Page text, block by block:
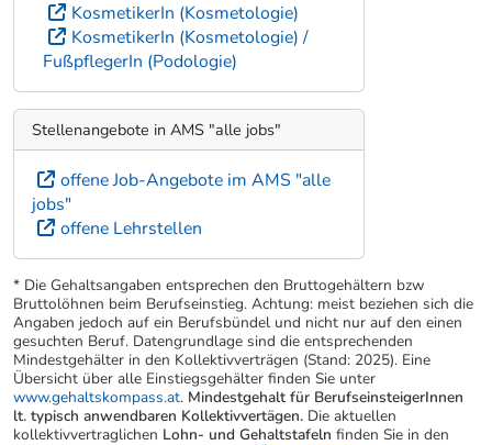
Stellenangebote in AMS "alle jobs"
offene Job-Angebote im AMS "alle
jobs"
offene Lehrstellen
* Die Gehaltsangaben entsprechen den Bruttogehältern bzw
Bruttolöhnen beim Berufseinstieg. Achtung: meist beziehen sich die
gesuchten Beruf. Datengrundlage sind die entsprechenden
Mindestgehälter in den Kollektivverträgen (Stand: 2025). Eine
Übersicht über alle Einstiegsgehälter finden Sie unter
www.gehaltskompass.at.Mindestgehalt für BerufseinsteigerInnen
lt. typisch anwendbaren Kollektivvertägen. Die aktuellen
kollektivvertraglichenLohn- und Gehaltstafelnfinden Sie in den
Kollektivvertrags-DatenbankendesÖsterreichischen
Gewerkschaftsbundes (ÖGB)und derWirtschaftskammer
Österreich (WKÖ).